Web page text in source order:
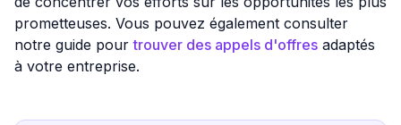
prometteuses. Vous pouvez également consulter
notre guide pourtrouver des appels d'offres adaptés
à votre entreprise.